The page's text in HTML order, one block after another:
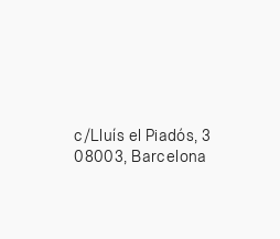
c/Lluís el Piadós, 3
08003, Barcelona